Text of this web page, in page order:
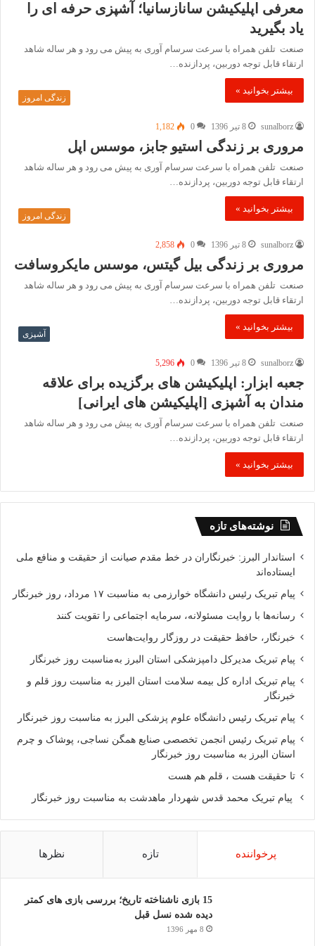
معرفی اپلیکیشن سانازسانیا؛ آشپزی حرفه ای را
یاد بگیرید
صنعت تلفن همراه با سرعت سرسام آوری به پیش می رود و هر ساله شاهد
ارتقاء قابل توجه دوربین، پردازنده…
بیشتر بخوانید »
زندگی امروز
sunalborz 8 تیر 1396 0
1,182
مروری بر زندگی استیو جابز، موسس اپل
صنعت تلفن همراه با سرعت سرسام آوری به پیش می رود و هر ساله شاهد
ارتقاء قابل توجه دوربین، پردازنده…
بیشتر بخوانید »
زندگی امروز
sunalborz 8 تیر 1396 0
2,858
مروری بر زندگی بیل گیتس، موسس مایکروسافت
صنعت تلفن همراه با سرعت سرسام آوری به پیش می رود و هر ساله شاهد
ارتقاء قابل توجه دوربین، پردازنده…
بیشتر بخوانید »
آشپزی
sunalborz 8 تیر 1396 0
5,296
جعبه ابزار: اپلیکیشن های برگزیده برای علاقه
مندان به آشپزی [اپلیکیشن های ایرانی]
صنعت تلفن همراه با سرعت سرسام آوری به پیش می رود و هر ساله شاهد
ارتقاء قابل توجه دوربین، پردازنده…
بیشتر بخوانید »
نوشته‌های تازه
استاندار البرز: خبرنگاران در خط مقدم صیانت از حقیقت و منافع ملی
ایستاده‌اند
پیام تبریک رئیس دانشگاه خوارزمی به مناسبت ۱۷ مرداد، روز خبرنگار
رسانه‌ها با روایت مسئولانه، سرمایه اجتماعی را تقویت کنند
خبرنگار، حافظ حقیقت در روزگار روایت‌هاست
پیام تبریک مدیرکل دامپزشکی استان البرز به‌مناسبت روز خبرنگار
پیام تبریک اداره کل بیمه سلامت استان البرز به مناسبت روز قلم و
خبرنگار
پیام تبریک رئیس دانشگاه علوم پزشکی البرز به مناسبت روز خبرنگار
پیام تبریک رئیس انجمن تخصصی صنایع همگن نساجی، پوشاک و چرم
استان البرز به مناسبت روز خبرنگار
تا حقیقت هست ، قلم هم هست
پیام تبریک محمد قدس شهردار ماهدشت به مناسبت روز خبرنگار
پرخواننده تازه نظرها
15 بازی ناشناخته تاریخ؛ بررسی بازی های کمتر
دیده شده نسل قبل
8 مهر 1396